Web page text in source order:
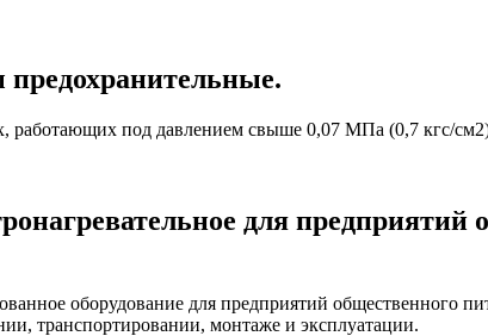
работающих под давлением свыше 0,07 МПа (0,7 кгс/
для предприятий
оборудование для предприятий общественного
транспортировании, монтаже и эксплуатации.